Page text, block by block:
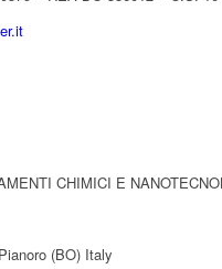
CHIMICI E
(BO) Italy